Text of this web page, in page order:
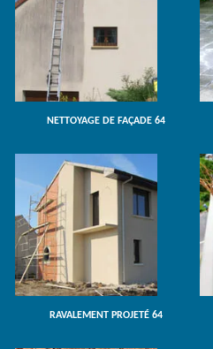
NETTOYAGE DE FAÇADE 64
RAVALEMENT PROJETÉ 64